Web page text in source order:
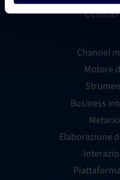
Channel
Motore
Business
Elaborazione